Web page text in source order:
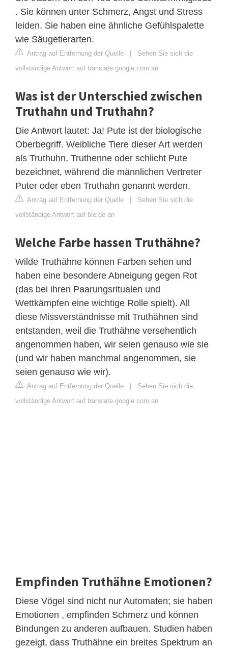
. Sie können unter Schmerz, Angst und Stress
leiden. Sie haben eine ähnliche Gefühlspalette
wie Säugetierarten.
Antrag auf Entfernung der Quelle | Sehen Sie sich die
vollständige Antwort auf translate.google.com an
Was ist der Unterschied zwischen
Truthahn und Truthahn?
Die Antwort lautet: Ja! Pute ist der biologische
Oberbegriff. Weibliche Tiere dieser Art werden
als Truthuhn, Truthenne oder schlicht Pute
bezeichnet, während die männlichen Vertreter
Puter oder eben Truthahn genannt werden.
Antrag auf Entfernung der Quelle | Sehen Sie sich die
vollständige Antwort auf ble.de an
Welche Farbe hassen Truthähne?
Wilde Truthähne können Farben sehen und
haben eine besondere Abneigung gegen Rot
(das bei ihren Paarungsritualen und
Wettkämpfen eine wichtige Rolle spielt). All
diese Missverständnisse mit Truthähnen sind
entstanden, weil die Truthähne versehentlich
angenommen haben, wir seien genauso wie sie
(und wir haben manchmal angenommen, sie
seien genauso wie wir).
Antrag auf Entfernung der Quelle | Sehen Sie sich die
vollständige Antwort auf translate.google.com an
Empfinden Truthähne Emotionen?
Diese Vögel sind nicht nur Automaten; sie haben
Emotionen , empfinden Schmerz und können
Bindungen zu anderen aufbauen. Studien haben
gezeigt, dass Truthähne ein breites Spektrum an